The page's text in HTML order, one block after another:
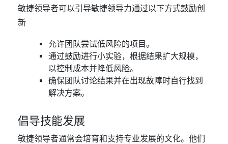
敏捷领导者可以引导敏捷领导力通过以下方式鼓励创
新
允许团队尝试低风险的项目。
通过鼓励进行小实验，根据结果扩大规模，
以控制成本并降低风险。
确保团队讨论结果并在出现故障时自行找到
解决方案。
倡导技能发展
敏捷领导者通常会培育和支持专业发展的文化。他们